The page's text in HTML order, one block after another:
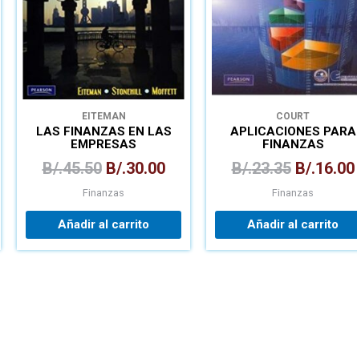
EITEMAN
LAS FINANZAS EN LAS
EMPRESAS
B/.45.50 B/.30.00
Finanzas
Añadir al carrito
COURT
APLICACIONES PARA
FINANZAS
B/.23.35 B/.16.00
Finanzas
Añadir al carrito